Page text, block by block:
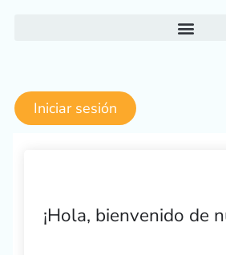
Iniciar sesión
¡Hola, bienvenido de